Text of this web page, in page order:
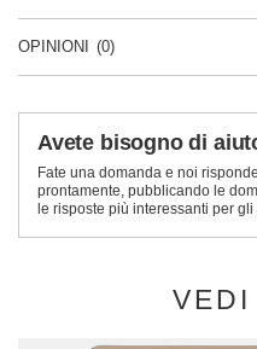
OPINIONI (0)
Avete bisogno di
Fate una domanda e noi
prontamente, pubblicando le
le risposte più interessanti per gli
VEDI